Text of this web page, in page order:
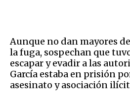
Aunque no dan mayores
la fuga, sospechan que
escapar y evadir a las
García estaba en prisión
asesinato y asociación